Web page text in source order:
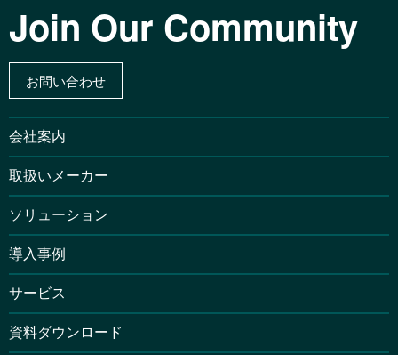
Join Our Community
お問い合わせ
会社案内
取扱いメーカー
ソリューション
導入事例
サービス
資料ダウンロード